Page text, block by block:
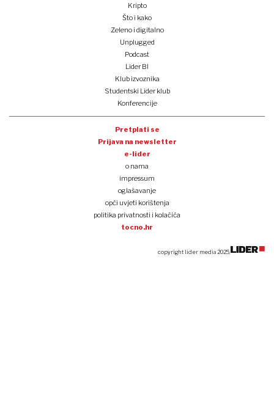
Kripto
Što i kako
Zeleno i digitalno
Unplugged
Podcast
Lider BI
Klub izvoznika
Studentski Lider klub
Konferencije
Pretplati se
Prijava na newsletter
e-lider
o nama
impressum
oglašavanje
opći uvjeti korištenja
politika privatnosti i kolačića
tocno.hr
copyright lider media 2025.